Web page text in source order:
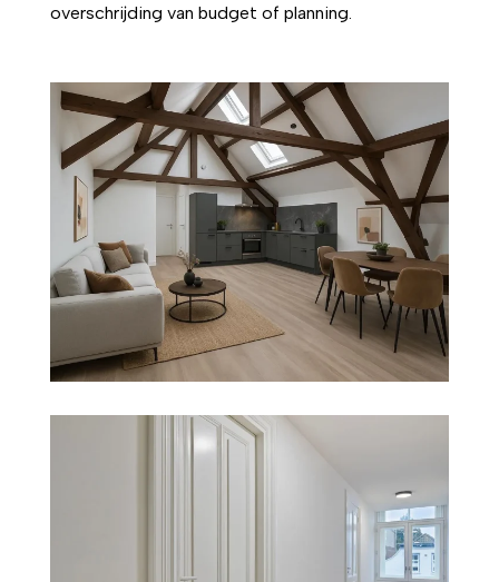
overschrijding van budget of planning.